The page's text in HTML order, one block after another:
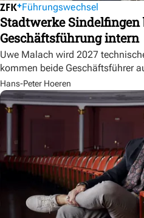
Führungswechsel
Stadtwerke Sindelfingen
Geschäftsführung intern
Uwe Malach wird 2027
kommen beide Geschäftsführer
Hans-Peter Hoeren